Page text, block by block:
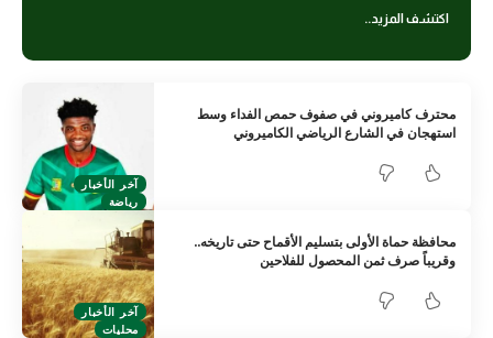
اكتشف المزيد..
آخر الأخبار
رياضة
محترف كاميروني في صفوف حمص الفداء وسط
استهجان في الشارع الرياضي الكاميروني
آخر الأخبار
محليات
محافظة حماة الأولى بتسليم الأقماح حتى تاريخه..
وقريباً صرف ثمن المحصول للفلاحين